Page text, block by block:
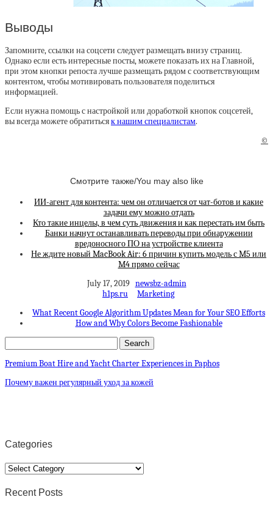
Выводы
Запомните, ссылки на соцсети следует размещать внизу страниц.
Однако если есть интересные посты, можете показать их на Главной,
при этом кнопки репоста лучше размещать рядом с соответствующим
контентом, чтобы мотивировать пользователя поделиться
информацией.
Если нужна помощь с настройкой или доработкой кнопок соцсетей,
вы всегда можете обратитьсяк нашим специалистам.
©
Смотрите также/You may also like
ИИ-агент для контента: чем он отличается от чат-ботов и какие
задачи ему можно отдать
Кто такие инцелы, в чем суть движения и как перестать им быть
Банки начнут останавливать переводы при обнаружении
вредоносного ПО на устройстве клиента
Не ждите новый MacBook Air: 6 причин купить модель с M5 или
M4 прямо сейчас
July 17, 2019 newsbz-admin
h1ps.ru
Marketing
What Recent Google Algorithm Updates Mean for Your SEO Efforts
How and Why Colors Become Fashionable
Premium Boat Hire and Yacht Charter Experiences in Paphos
Почему важен регулярный уход за кожей
Categories
Categories
Recent Posts